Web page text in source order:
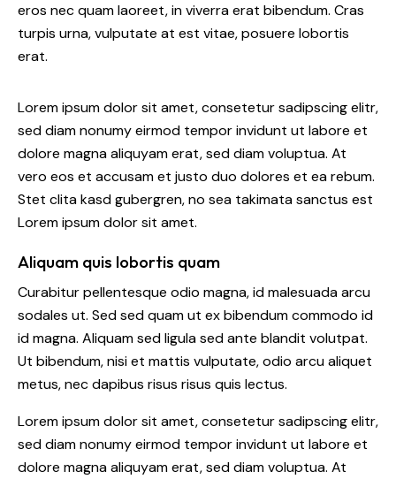
eros nec quam laoreet, in viverra erat bibendum. Cras
turpis urna, vulputate at est vitae, posuere lobortis
erat.
Lorem ipsum dolor sit amet, consetetur sadipscing elitr,
sed diam nonumy eirmod tempor invidunt ut labore et
dolore magna aliquyam erat, sed diam voluptua. At
vero eos et accusam et justo duo dolores et ea rebum.
Stet clita kasd gubergren, no sea takimata sanctus est
Lorem ipsum dolor sit amet.
Aliquam quis lobortis quam
Curabitur pellentesque odio magna, id malesuada arcu
sodales ut. Sed sed quam ut ex bibendum commodo id
id magna. Aliquam sed ligula sed ante blandit volutpat.
Ut bibendum, nisi et mattis vulputate, odio arcu aliquet
metus, nec dapibus risus risus quis lectus.
Lorem ipsum dolor sit amet, consetetur sadipscing elitr,
sed diam nonumy eirmod tempor invidunt ut labore et
dolore magna aliquyam erat, sed diam voluptua. At